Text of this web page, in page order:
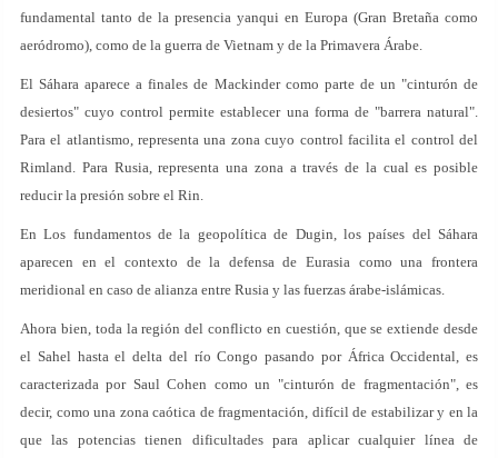
fundamental tanto de la presencia yanqui en Europa (Gran Bretaña como
aeródromo), como de la guerra de Vietnam y de la Primavera Árabe.
El Sáhara aparece a finales de Mackinder como parte de un "cinturón de
desiertos" cuyo control permite establecer una forma de "barrera natural".
Para el atlantismo, representa una zona cuyo control facilita el control del
Rimland. Para Rusia, representa una zona a través de la cual es posible
reducir la presión sobre el Rin.
En Los fundamentos de la geopolítica de Dugin, los países del Sáhara
aparecen en el contexto de la defensa de Eurasia como una frontera
meridional en caso de alianza entre Rusia y las fuerzas árabe-islámicas.
Ahora bien, toda la región del conflicto en cuestión, que se extiende desde
el Sahel hasta el delta del río Congo pasando por África Occidental, es
caracterizada por Saul Cohen como un "cinturón de fragmentación", es
decir, como una zona caótica de fragmentación, difícil de estabilizar y en la
que las potencias tienen dificultades para aplicar cualquier línea de